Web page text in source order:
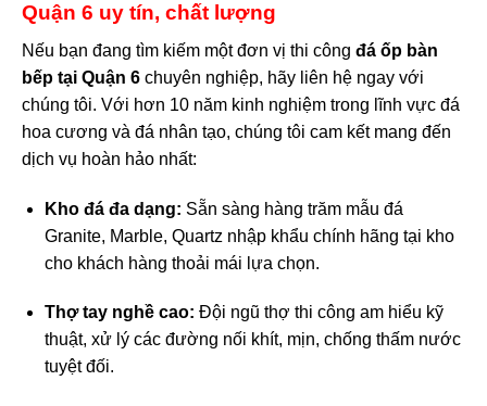
Quận 6 uy tín, chất lượng
Nếu bạn đang tìm kiếm một đơn vị thi công đá ốp bàn
bếp tại Quận 6 chuyên nghiệp, hãy liên hệ ngay với
chúng tôi. Với hơn 10 năm kinh nghiệm trong lĩnh vực đá
hoa cương và đá nhân tạo, chúng tôi cam kết mang đến
dịch vụ hoàn hảo nhất:
Kho đá đa dạng: Sẵn sàng hàng trăm mẫu đá
Granite, Marble, Quartz nhập khẩu chính hãng tại kho
cho khách hàng thoải mái lựa chọn.
Thợ tay nghề cao: Đội ngũ thợ thi công am hiểu kỹ
thuật, xử lý các đường nối khít, mịn, chống thấm nước
tuyệt đối.